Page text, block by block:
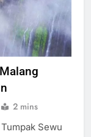
2 mins
Sewu